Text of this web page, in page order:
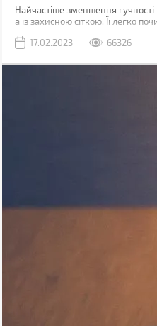
Найчастіше зменшення
а із захисною сіткою. Її легко
17.02.2023
66326